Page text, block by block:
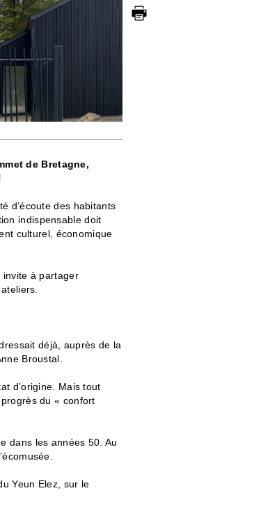
de Bretagne,
d’écoute des habitants
indispensable doit
culturel, économique
invite à partager
déjà, auprès de la
Broustal.
d’origine. Mais tout
du « confort
dans les années 50. Au
Yeun Elez, sur le